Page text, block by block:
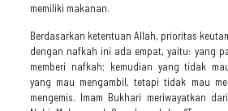
memiliki makanan.
Berdasarkan ketentuan Allah, prioritas
dengan nafkah ini ada empat, yaitu: yang
memberi nafkah; kemudian yang tidak
yang mau mengambil, tetapi tidak mau
mengemis. Imam Bukhari meriwayatkan